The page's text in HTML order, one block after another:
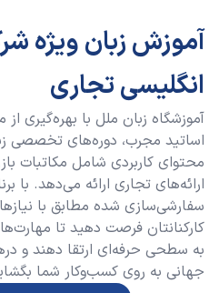
آموزش زبان ویژه
انگلیسی تجاری
آموزشگاه زبان ملل با بهره‌گیری
اساتید مجرب، دوره‌های تخصصی
محتوای کاربردی شامل مکاتبات
ارائه‌های تجاری ارائه می‌دهد. با
سفارشی‌سازی شده مطابق با
کارکنانتان فرصت دهید تا
به سطحی حرفه‌ای ارتقا دهند و
جهانی به روی کسب‌وکار شما